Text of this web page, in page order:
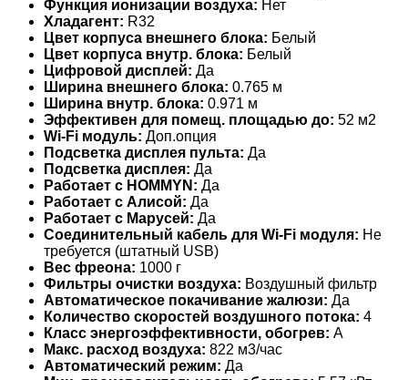
Функция ионизации воздуха: Нет
Хладагент: R32
Цвет корпуса внешнего блока: Белый
Цвет корпуса внутр. блока: Белый
Цифровой дисплей: Да
Ширина внешнего блока: 0.765 м
Ширина внутр. блока: 0.971 м
Эффективен для помещ. площадью до: 52 м2
Wi-Fi модуль: Доп.опция
Подсветка дисплея пульта: Да
Подсветка дисплея: Да
Работает с HOMMYN: Да
Работает с Алисой: Да
Работает с Марусей: Да
Соединительный кабель для Wi-Fi модуля: Не
требуется (штатный USB)
Вес фреона: 1000 г
Фильтры очистки воздуха: Воздушный фильтр
Автоматическое покачивание жалюзи: Да
Количество скоростей воздушного потока: 4
Класс энергоэффективности, обогрев: A
Макс. расход воздуха: 822 м3/час
Автоматический режим: Да